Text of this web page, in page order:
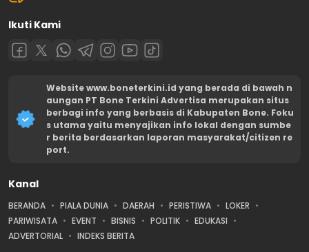
Ikuti Kami
Website www.boneterkini.id yang berada di bawah n
aungan PT Bone Terkini Advertisa merupakan situs
berbagi info yang berbasis di Kabupaten Bone. Foku
s utama yaitu menyajikan info lokal dengan sumbe
r berita berdasarkan laporan masyarakat/citizen re
port.
Kanal
BERANDA PIALA DUNIA DAERAH PERISTIWA
LOKER
PARIWISATA
EVENT BISNIS POLITIK
EDUKASI
ADVERTORIAL
INDEKS BERITA